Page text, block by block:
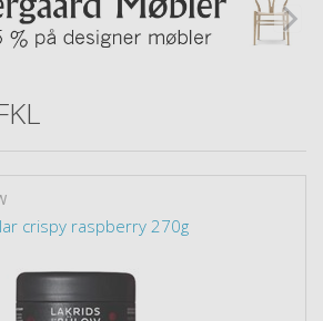
crispy raspberry 270g